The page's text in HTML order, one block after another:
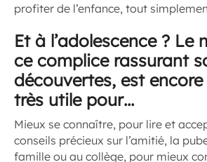
profiter de l’enfance, tout
Et à l’adolescence ? Le
ce complice rassurant
découvertes, est
très utile pour…
Mieux se connaître, pour lire et
conseils précieux sur l’amitié, la
famille ou au collège, pour mieux